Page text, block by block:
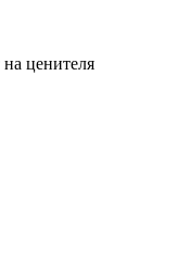
на ценителя